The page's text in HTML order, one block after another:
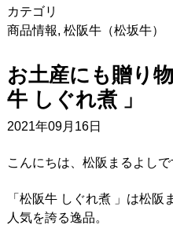
カテゴリ
商品情報, 松阪牛（松坂牛）
お土産にも贈り
牛 しぐれ煮 」
2021年09月16日
こんにちは、松阪まるよしで
「松阪牛 しぐれ煮 」は松
人気を誇る逸品。